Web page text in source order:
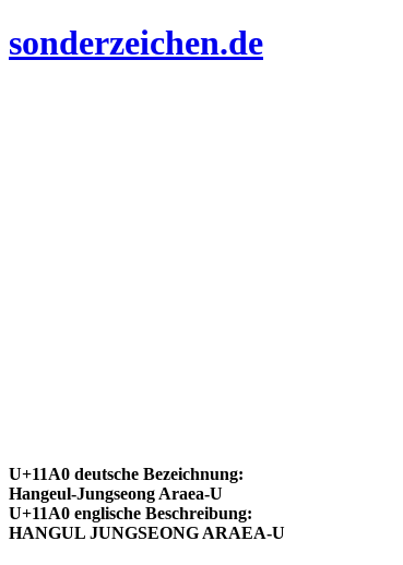
sonderzeichen.de
U+11A0 deutsche Bezeichnung:
Hangeul-Jungseong Araea-U
U+11A0 englische Beschreibung:
HANGUL JUNGSEONG ARAEA-U